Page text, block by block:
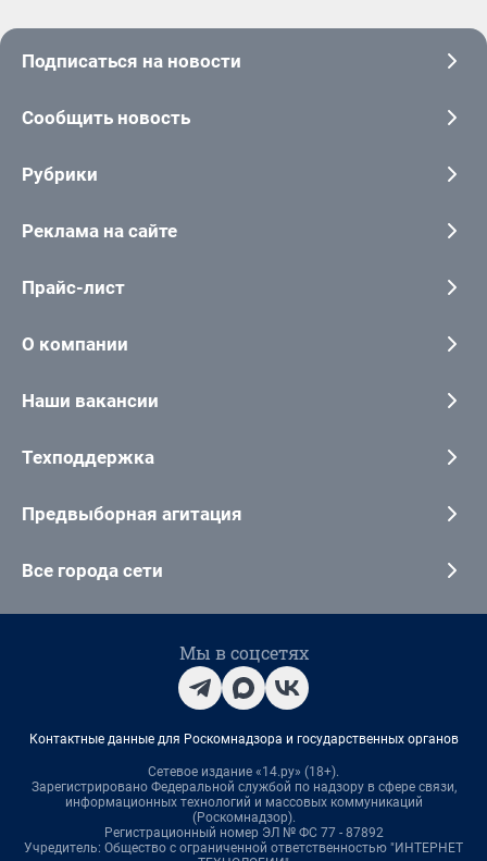
Подписаться на новости
Сообщить новость
Рубрики
Реклама на сайте
Прайс-лист
О компании
Наши вакансии
Техподдержка
Предвыборная агитация
Все города сети
Мы в соцсетях
Контактные данные для Роскомнадзора и государственных органов
Сетевое издание «14.ру» (18+).
Зарегистрировано Федеральной службой по надзору в сфере связи,
информационных технологий и массовых коммуникаций
(Роскомнадзор).
Регистрационный номер ЭЛ № ФС 77 - 87892
Учредитель: Общество с ограниченной ответственностью "ИНТЕРНЕТ